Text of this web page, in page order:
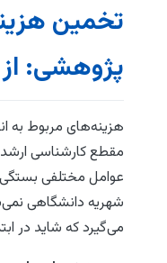
تخمین
پژوهشی: از
هزینه‌های مربوط به
مقطع کارشناسی
عوامل مختلفی بستگی
شهریه دانشگاهی
می‌گیرد که شاید در